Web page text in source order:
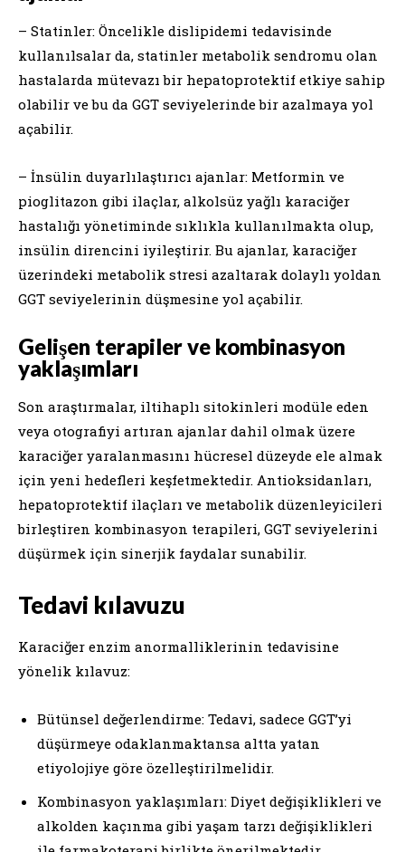
– Statinler: Öncelikle dislipidemi tedavisinde
kullanılsalar da, statinler metabolik sendromu olan
hastalarda mütevazı bir hepatoprotektif etkiye sahip
olabilir ve bu da GGT seviyelerinde bir azalmaya yol
açabilir.
– İnsülin duyarlılaştırıcı ajanlar: Metformin ve
pioglitazon gibi ilaçlar, alkolsüz yağlı karaciğer
hastalığı yönetiminde sıklıkla kullanılmakta olup,
insülin direncini iyileştirir. Bu ajanlar, karaciğer
üzerindeki metabolik stresi azaltarak dolaylı yoldan
GGT seviyelerinin düşmesine yol açabilir.
Gelişen terapiler ve kombinasyon
yaklaşımları
Son araştırmalar, iltihaplı sitokinleri modüle eden
veya otografiyi artıran ajanlar dahil olmak üzere
karaciğer yaralanmasını hücresel düzeyde ele almak
için yeni hedefleri keşfetmektedir. Antioksidanları,
hepatoprotektif ilaçları ve metabolik düzenleyicileri
birleştiren kombinasyon terapileri, GGT seviyelerini
düşürmek için sinerjik faydalar sunabilir.
Tedavi kılavuzu
Karaciğer enzim anormalliklerinin tedavisine
yönelik kılavuz:
Bütünsel değerlendirme: Tedavi, sadece GGT’yi
düşürmeye odaklanmaktansa altta yatan
etiyolojiye göre özelleştirilmelidir.
Kombinasyon yaklaşımları: Diyet değişiklikleri ve
alkolden kaçınma gibi yaşam tarzı değişiklikleri